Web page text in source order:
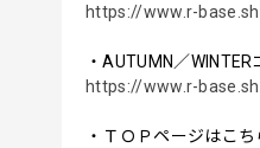
https://www.r-
・AUTUMN／
https://www.r-
・ＴＯＰページはこち